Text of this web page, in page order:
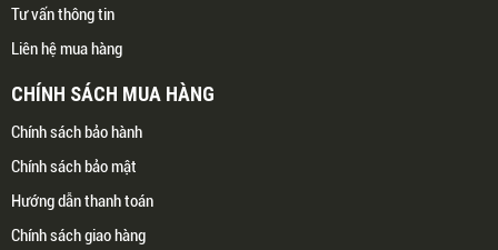
Tư vấn thông tin
Liên hệ mua hàng
CHÍNH SÁCH MUA HÀNG
Chính sách bảo hành
Chính sách bảo mật
Hướng dẫn thanh toán
Chính sách giao hàng